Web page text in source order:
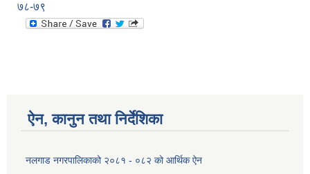
७८-७९
ऐन, कानुन तथा निर्देशिका
नलगाड नगरपालिकाको २०८१ - ०८२ को आर्थिक ऐन